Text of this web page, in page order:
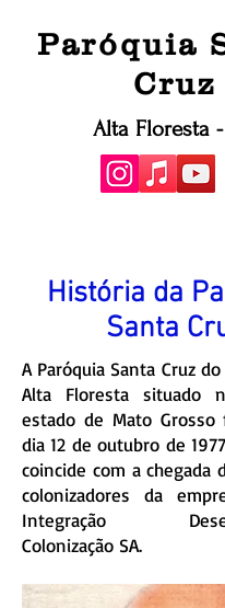
Paróquia
Cruz
Alta Floresta
História da
Santa
A Paróquia Santa Cruz
Alta Floresta situado
estado de Mato
dia 12 de outubro de
coincide com a chegada
colonizadores da
Integração
Colonização SA.